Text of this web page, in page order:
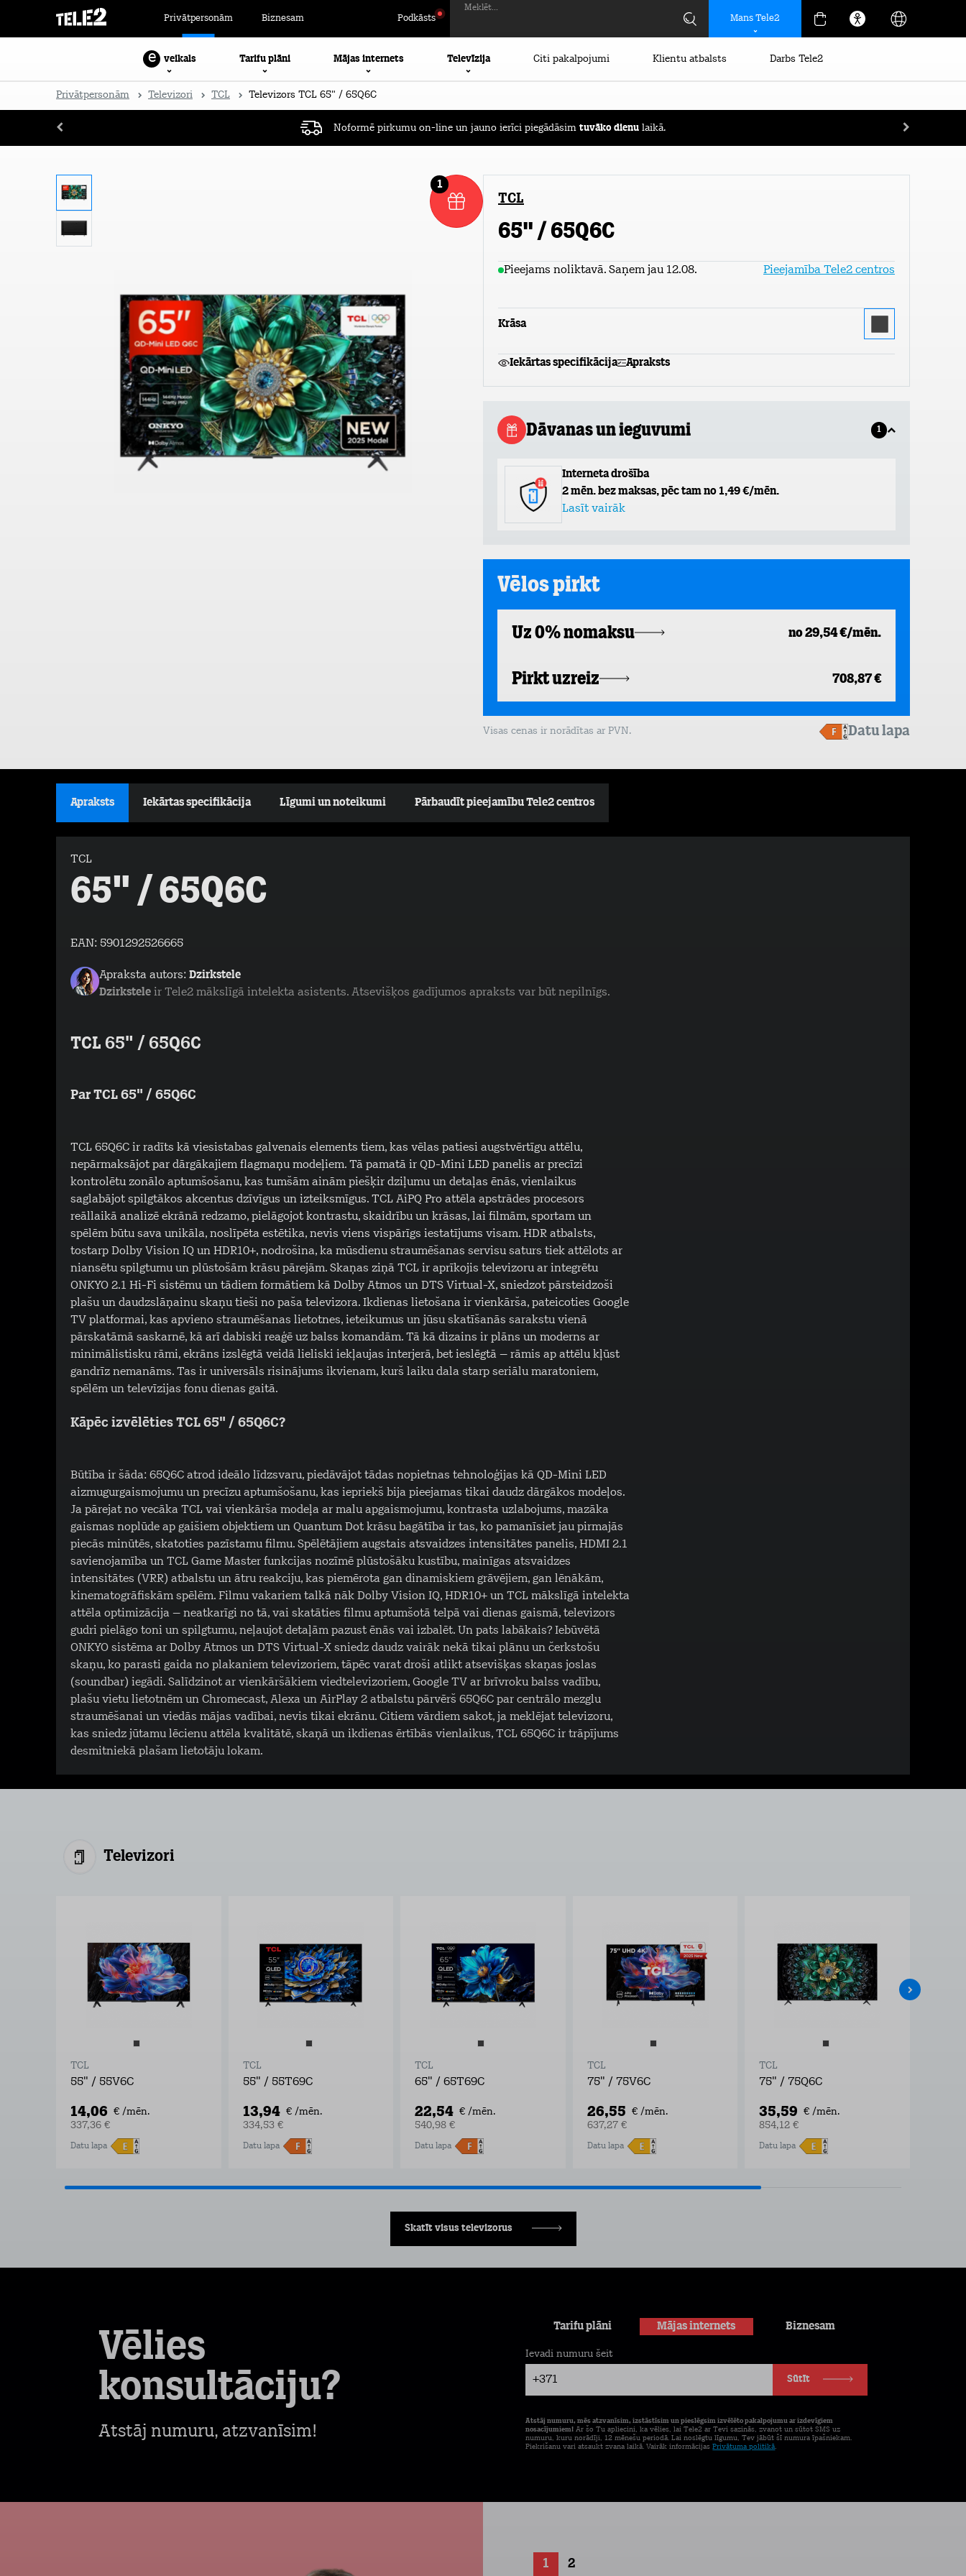
Privātpersonām Biznesam Podkāsts
Meklēt...
Mans Tele2
e veikals Tarifu plāni Mājas internets Televīzija Citi pakalpojumi Klientu atbalsts Darbs Tele2
Privātpersonām Televizori TCL Televizors TCL 65" / 65Q6C
Noformē pirkumu on-line un jauno ierīci piegādāsim tuvāko dienu laikā.
1
TCL
65" / 65Q6C
Pieejams noliktavā. Saņem jau 12.08. Pieejamība Tele2 centros
Krāsa
Iekārtas specifikācija Apraksts
Dāvanas un ieguvumi 1
Interneta drošība
2 mēn. bez maksas, pēc tam no 1,49 €/mēn.
Lasīt vairāk
Vēlos pirkt
Uz 0% nomaksu no 29,54 €/mēn.
Pirkt uzreiz 708,87 €
Visas cenas ir norādītas ar PVN. Datu lapa
Apraksts Iekārtas specifikācija Līgumi un noteikumi Pārbaudīt pieejamību Tele2 centros
TCL
65" / 65Q6C
EAN: 5901292526665
Apraksta autors: Dzirkstele
Dzirkstele ir Tele2 mākslīgā intelekta asistents. Atsevišķos gadījumos apraksts var būt nepilnīgs.
TCL 65" / 65Q6C
Par TCL 65" / 65Q6C
TCL 65Q6C ir radīts kā viesistabas galvenais elements tiem, kas vēlas patiesi augstvērtīgu attēlu,
nepārmaksājot par dārgākajiem flagmaņu modeļiem. Tā pamatā ir QD-Mini LED panelis ar precīzi
kontrolētu zonālo aptumšošanu, kas tumšām ainām piešķir dziļumu un detaļas ēnās, vienlaikus
saglabājot spilgtākos akcentus dzīvīgus un izteiksmīgus. TCL AiPQ Pro attēla apstrādes procesors
reāllaikā analizē ekrānā redzamo, pielāgojot kontrastu, skaidrību un krāsas, lai filmām, sportam un
spēlēm būtu sava unikāla, noslīpēta estētika, nevis viens vispārīgs iestatījums visam. HDR atbalsts,
tostarp Dolby Vision IQ un HDR10+, nodrošina, ka mūsdienu straumēšanas servisu saturs tiek attēlots ar
niansētu spilgtumu un plūstošām krāsu pārejām. Skaņas ziņā TCL ir aprīkojis televizoru ar integrētu
ONKYO 2.1 Hi-Fi sistēmu un tādiem formātiem kā Dolby Atmos un DTS Virtual-X, sniedzot pārsteidzoši
plašu un daudzslāņainu skaņu tieši no paša televizora. Ikdienas lietošana ir vienkārša, pateicoties Google
TV platformai, kas apvieno straumēšanas lietotnes, ieteikumus un jūsu skatīšanās sarakstu vienā
pārskatāmā saskarnē, kā arī dabiski reaģē uz balss komandām. Tā kā dizains ir plāns un moderns ar
minimālistisku rāmi, ekrāns izslēgtā veidā lieliski iekļaujas interjerā, bet ieslēgtā – rāmis ap attēlu kļūst
gandrīz nemanāms. Tas ir universāls risinājums ikvienam, kurš laiku dala starp seriālu maratoniem,
spēlēm un televīzijas fonu dienas gaitā.
Kāpēc izvēlēties TCL 65" / 65Q6C?
Būtība ir šāda: 65Q6C atrod ideālo līdzsvaru, piedāvājot tādas nopietnas tehnoloģijas kā QD-Mini LED
aizmugurgaismojumu un precīzu aptumšošanu, kas iepriekš bija pieejamas tikai daudz dārgākos modeļos.
Ja pārejat no vecāka TCL vai vienkārša modeļa ar malu apgaismojumu, kontrasta uzlabojums, mazāka
gaismas noplūde ap gaišiem objektiem un Quantum Dot krāsu bagātība ir tas, ko pamanīsiet jau pirmajās
piecās minūtēs, skatoties pazīstamu filmu. Spēlētājiem augstais atsvaidzes intensitātes panelis, HDMI 2.1
savienojamība un TCL Game Master funkcijas nozīmē plūstošāku kustību, mainīgas atsvaidzes
intensitātes (VRR) atbalstu un ātru reakciju, kas piemērota gan dinamiskiem grāvējiem, gan lēnākām,
kinematogrāfiskām spēlēm. Filmu vakariem talkā nāk Dolby Vision IQ, HDR10+ un TCL mākslīgā intelekta
attēla optimizācija – neatkarīgi no tā, vai skatāties filmu aptumšotā telpā vai dienas gaismā, televizors
gudri pielāgo toni un spilgtumu, neļaujot detaļām pazust ēnās vai izbalēt. Un pats labākais? Iebūvētā
ONKYO sistēma ar Dolby Atmos un DTS Virtual-X sniedz daudz vairāk nekā tikai plānu un čerkstošu
skaņu, ko parasti gaida no plakaniem televizoriem, tāpēc varat droši atlikt atsevišķas skaņas joslas
(soundbar) iegādi. Salīdzinot ar vienkāršākiem viedtelevizoriem, Google TV ar brīvroku balss vadību,
plašu vietu lietotnēm un Chromecast, Alexa un AirPlay 2 atbalstu pārvērš 65Q6C par centrālo mezglu
straumēšanai un viedās mājas vadībai, nevis tikai ekrānu. Citiem vārdiem sakot, ja meklējat televizoru,
kas sniedz jūtamu lēcienu attēla kvalitātē, skaņā un ikdienas ērtībās vienlaikus, TCL 65Q6C ir trāpījums
desmitniekā plašam lietotāju lokam.
Televizori
TCL
55" / 55V6C
14,06 € /mēn.
337,36 €
Datu lapa
TCL
55" / 55T69C
13,94 € /mēn.
334,53 €
Datu lapa
TCL
65" / 65T69C
22,54 € /mēn.
540,98 €
Datu lapa
TCL
75" / 75V6C
26,55 € /mēn.
637,27 €
Datu lapa
TCL
75" / 75Q6C
35,59
€ /mēn.
854,12 €
Datu lapa
Skatīt visus televizorus
Vēlies
konsultāciju?
Atstāj numuru, atzvanīsim!
Tarifu plāni Mājas internets Biznesam
+371
Ievadi numuru šeit
Sūtīt
Atstāj numuru, mēs atzvanīsim, izstāstīsim un pieslēgsim izvēlēto pakalpojumu ar izdevīgiem
nosacījumiem! Ar šo Tu apliecini, ka vēlies, lai Tele2 ar Tevi sazinās, zvanot un sūtot SMS uz
numuru, kuru norādīji, 12 mēnešu periodā. Lai noslēgtu līgumu, Tev jābūt šī numura īpašniekam.
Piekrišanu vari atsaukt zvana laikā. Vairāk informācijasPrivātuma politikā.
1 2